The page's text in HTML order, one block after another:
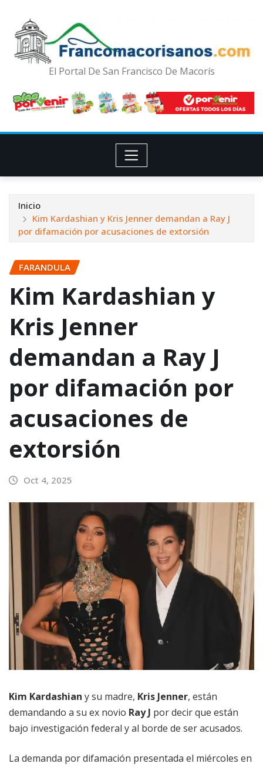
El Portal De San Francisco De Macorís
Inicio
Kim Kardashian y Kris Jenner demandan a Ray J
por difamación por acusaciones de extorsión
FARANDULA
Kim Kardashian y
Kris Jenner
demandan a Ray J
por difamación por
acusaciones de
extorsión
Oct 4, 2025
Kim Kardashian y su madre, Kris Jenner, están
demandando a su ex novio Ray J por decir que están
bajo investigación federal y al borde de ser acusados.
La demanda por difamación presentada el miércoles en